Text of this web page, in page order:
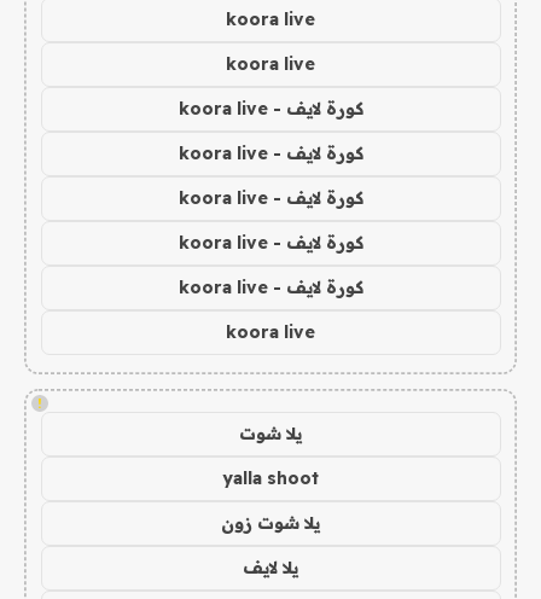
koora live
koora live
كورة لايف - koora live
كورة لايف - koora live
كورة لايف - koora live
كورة لايف - koora live
كورة لايف - koora live
koora live
!
يلا شوت
yalla shoot
يلا شوت زون
يلا لايف